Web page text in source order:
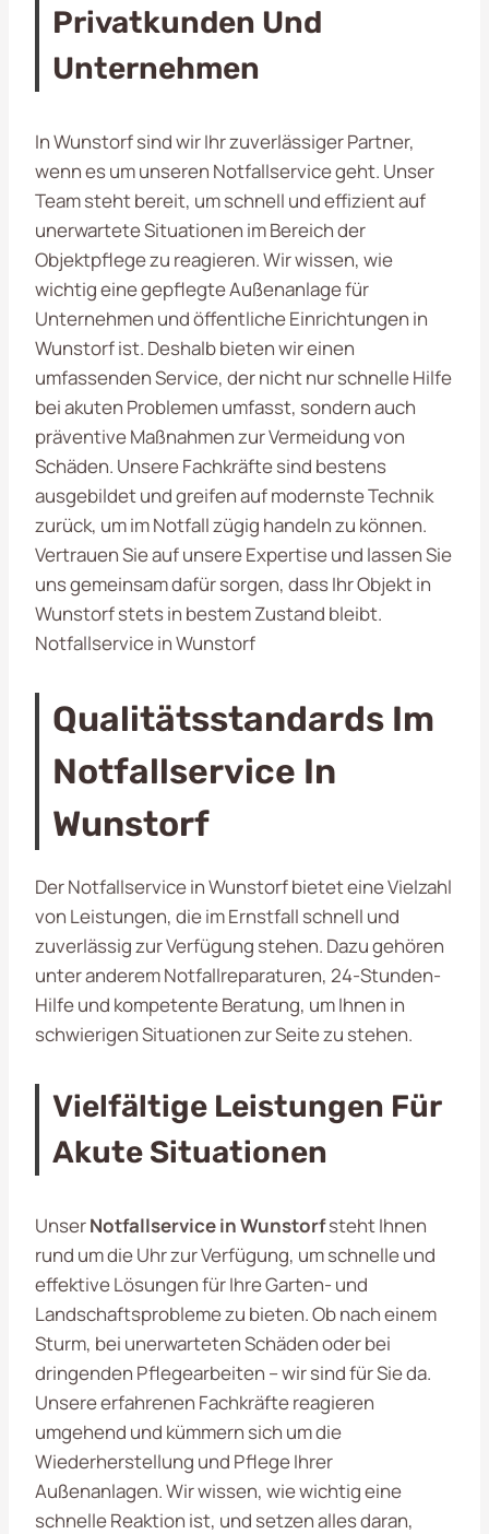
Privatkunden Und
Unternehmen
In Wunstorf sind wir Ihr zuverlässiger Partner,
wenn es um unseren Notfallservice geht. Unser
Team steht bereit, um schnell und effizient auf
unerwartete Situationen im Bereich der
Objektpflege zu reagieren. Wir wissen, wie
wichtig eine gepflegte Außenanlage für
Unternehmen und öffentliche Einrichtungen in
Wunstorf ist. Deshalb bieten wir einen
umfassenden Service, der nicht nur schnelle Hilfe
bei akuten Problemen umfasst, sondern auch
präventive Maßnahmen zur Vermeidung von
Schäden. Unsere Fachkräfte sind bestens
ausgebildet und greifen auf modernste Technik
zurück, um im Notfall zügig handeln zu können.
Vertrauen Sie auf unsere Expertise und lassen Sie
uns gemeinsam dafür sorgen, dass Ihr Objekt in
Wunstorf stets in bestem Zustand bleibt.
Notfallservice in Wunstorf
Qualitätsstandards Im
Notfallservice In
Wunstorf
Der Notfallservice in Wunstorf bietet eine Vielzahl
von Leistungen, die im Ernstfall schnell und
zuverlässig zur Verfügung stehen. Dazu gehören
unter anderem Notfallreparaturen, 24-Stunden-
Hilfe und kompetente Beratung, um Ihnen in
schwierigen Situationen zur Seite zu stehen.
Vielfältige Leistungen Für
Akute Situationen
UnserNotfallservice in Wunstorfsteht Ihnen
rund um die Uhr zur Verfügung, um schnelle und
effektive Lösungen für Ihre Garten- und
Landschaftsprobleme zu bieten. Ob nach einem
Sturm, bei unerwarteten Schäden oder bei
dringenden Pflegearbeiten – wir sind für Sie da.
Unsere erfahrenen Fachkräfte reagieren
umgehend und kümmern sich um die
Wiederherstellung und Pflege Ihrer
Außenanlagen. Wir wissen, wie wichtig eine
schnelle Reaktion ist, und setzen alles daran,